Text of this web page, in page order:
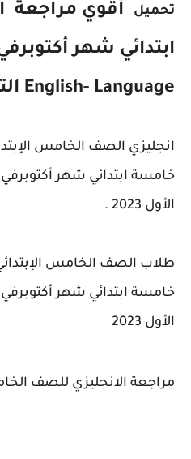
تحميل أقوي مراجعة
ابتدائي شهر
English- Language الترم الأول 2023 pdf
انجليزي الصف الخامس
خامسة ابتدائي شهر أكتوبرفي
الأول 2023 .
طلاب الصف الخامس
خامسة ابتدائي شهر أكتوبرفي
الأول 2023
مراجعة الانجليزي للصف